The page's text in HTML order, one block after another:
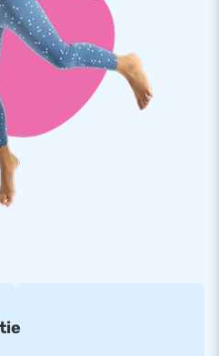
punten verstevigd en
van sterk, hoge kwaliteit
en eenvoudig schoon te
wordt tevens door JB
Hierdoor lever jij met dit
met brandweer
de dag van hun leven!
wijze! Klanten zijn verzekerd